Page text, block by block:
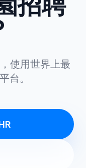
使用世界上最
台。